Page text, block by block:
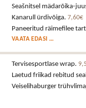
Seašnitsel mädarõika-
Kanarull ürdivõiga. 7,60€
Paneeritud räimefilee
VAATA EDASI ...
Tervisesportlase wrap.
Laetud friikad rebitud
Veiselihaburger